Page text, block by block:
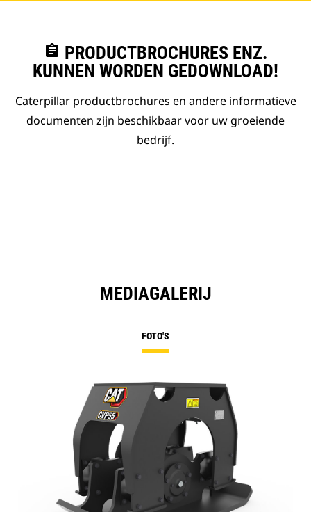
assignment PRODUCTBROCHURES ENZ.
KUNNEN WORDEN GEDOWNLOAD!
Caterpillar productbrochures en andere informatieve
documenten zijn beschikbaar voor uw groeiende
bedrijf.
MEDIAGALERIJ
FOTO'S